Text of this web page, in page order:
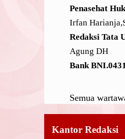
Penasehat
Irfan
Redaksi Tata
Agung DH
Bank
Semua
Kantor Redaksi